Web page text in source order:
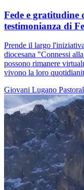
Fede e gratitudine
testimonianza di
Prende il largo
diocesana "Connessi
possono rimanere
vivono la loro
Giovani Lugano